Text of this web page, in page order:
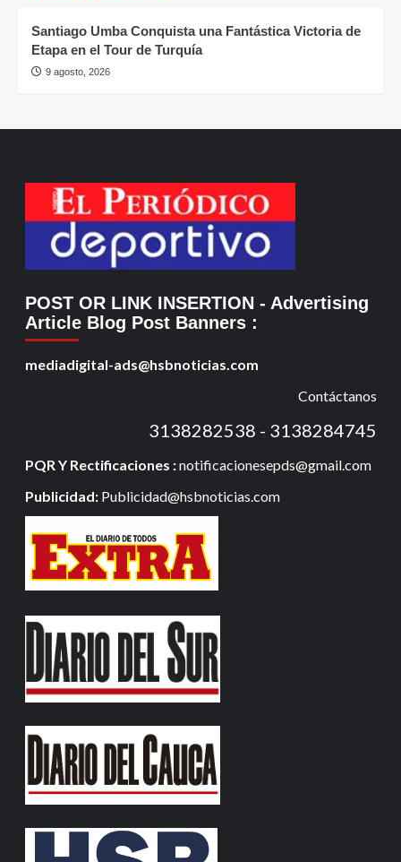
Santiago Umba Conquista una Fantástica Victoria de
Etapa en el Tour de Turquía
9 agosto, 2026
POST OR LINK INSERTION - Advertising
Article Blog Post Banners :
mediadigital-ads@hsbnoticias.com
Contáctanos
3138282538 - 3138284745
PQR Y Rectificaciones :notificacionesepds@gmail.com
Publicidad: Publicidad@hsbnoticias.com